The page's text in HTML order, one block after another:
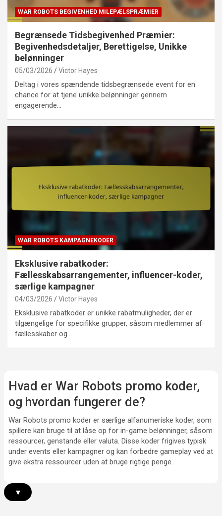
WAR ROBOTS BEGIVENHED MILEPÆLSPRÆMIER
Begrænsede Tidsbegivenhed Præmier:
Begivenhedsdetaljer, Berettigelse, Unikke
belønninger
05/03/2026 Victor Hayes
Deltag i vores spændende tidsbegrænsede event for en
chance for at tjene unikke belønninger gennem
engagerende…
WAR ROBOTS KAMPAGNEKODER
Eksklusive rabatkoder:
Fællesskabsarrangementer, influencer-koder,
særlige kampagner
04/03/2026 Victor Hayes
Eksklusive rabatkoder er unikke rabatmuligheder, der er
tilgængelige for specifikke grupper, såsom medlemmer af
fællesskaber og…
Hvad er War Robots promo koder,
og hvordan fungerer de?
War Robots promo koder er særlige alfanumeriske koder, som
spillere kan bruge til at låse op for in-game belønninger, såsom
ressourcer, genstande eller valuta. Disse koder frigives typisk
under events eller kampagner og kan forbedre gameplay ved at
give ekstra ressourcer uden at bruge rigtige penge.
▾